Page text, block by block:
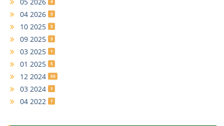
05 2026 4
04 2026 3
10 2025 5
09 2025 3
03 2025 1
01 2025 5
12 2024 50
03 2024 1
04 2022 7